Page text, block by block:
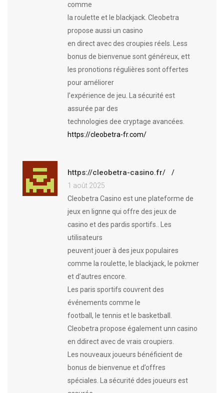
comme
la roulette et le blackjack. Cleobetra
propose aussi un casino
en direct avec des croupies réels. Less
bonus de bienvenue sont généreux, ett
les pronotions régulières sont offertes
pour améliorer
l’expérience de jeu. La sécurité est
assurée par des
technologies dee cryptage avancées.
https://cleobetra-fr.com/
https://cleobetra-casino.fr/
1 août 2025
Cleobetra Casino est une plateforme de
jeux en lignne qui offre des jeux de
casino et des pardis sportifs.. Les
utilisateurs
peuvent jouer à des jeux populaires
comme la roulette, le blackjack, le pokmer
et d’autres encore.
Les paris sportifs couvrent des
événements comme le
football, le tennis et le basketball.
Cleobetra propose également unn casino
en ddirect avec de vrais croupiers.
Les nouveaux joueurs bénéficient de
bonus de bienvenue et d’offres
spéciales. La sécurité ddes joueurs est